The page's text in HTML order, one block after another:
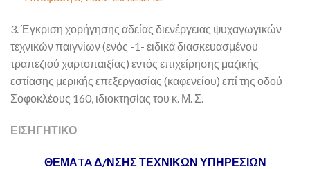
3. Έγκριση χορήγησης αδείας διενέργειας ψυχαγωγικών
τεχνικών παιγνίων (ενός -1- ειδικά διασκευασμένου
τραπεζιού χαρτοπαιξίας) εντός επιχείρησης μαζικής
εστίασης μερικής επεξεργασίας (καφενείου) επί της οδού
Σοφοκλέους 160, ιδιοκτησίας του κ. Μ. Σ.
ΕΙΣΗΓΗΤΙΚΟ
ΘΕΜΑTA Δ/ΝΣΗΣ ΤΕΧΝΙΚΩΝ ΥΠΗΡΕΣΙΩΝ